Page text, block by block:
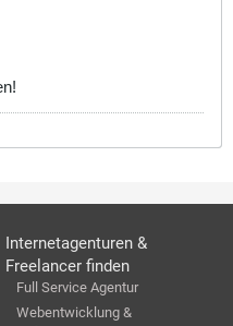
Internetagenturen &
Freelancer finden
Full Service Agentur
Webentwicklung &